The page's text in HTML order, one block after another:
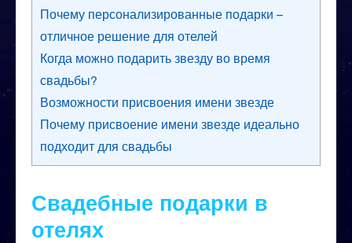
Почему персонализированные подарки –
отличное решение для отелей
Когда можно подарить звезду во время
свадьбы?
Возможности присвоения имени звезде
Почему присвоение имени звезде идеально
подходит для свадьбы
Свадебные подарки в
отелях